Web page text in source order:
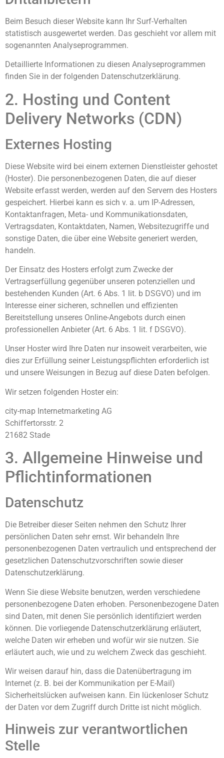
Beim Besuch dieser Website kann Ihr Surf-Verhalten
statistisch ausgewertet werden. Das geschieht vor allem mit
sogenannten Analyseprogrammen.
Detaillierte Informationen zu diesen Analyseprogrammen
finden Sie in der folgenden Datenschutzerklärung.
2. Hosting und Content
Delivery Networks (CDN)
Externes Hosting
Diese Website wird bei einem externen Dienstleister gehostet
(Hoster). Die personenbezogenen Daten, die auf dieser
Website erfasst werden, werden auf den Servern des Hosters
gespeichert. Hierbei kann es sich v. a. um IP-Adressen,
Kontaktanfragen, Meta- und Kommunikationsdaten,
Vertragsdaten, Kontaktdaten, Namen, Websitezugriffe und
sonstige Daten, die über eine Website generiert werden,
handeln.
Der Einsatz des Hosters erfolgt zum Zwecke der
Vertragserfüllung gegenüber unseren potenziellen und
bestehenden Kunden (Art. 6 Abs. 1 lit. b DSGVO) und im
Interesse einer sicheren, schnellen und effizienten
Bereitstellung unseres Online-Angebots durch einen
professionellen Anbieter (Art. 6 Abs. 1 lit. f DSGVO).
Unser Hoster wird Ihre Daten nur insoweit verarbeiten, wie
dies zur Erfüllung seiner Leistungspflichten erforderlich ist
und unsere Weisungen in Bezug auf diese Daten befolgen.
Wir setzen folgenden Hoster ein:
city-map Internetmarketing AG
Schiffertorsstr. 2
21682 Stade
3. Allgemeine Hinweise und
Pflicht­informationen
Datenschutz
Die Betreiber dieser Seiten nehmen den Schutz Ihrer
persönlichen Daten sehr ernst. Wir behandeln Ihre
personenbezogenen Daten vertraulich und entsprechend der
gesetzlichen Datenschutzvorschriften sowie dieser
Datenschutzerklärung.
Wenn Sie diese Website benutzen, werden verschiedene
personenbezogene Daten erhoben. Personenbezogene Daten
sind Daten, mit denen Sie persönlich identifiziert werden
können. Die vorliegende Datenschutzerklärung erläutert,
welche Daten wir erheben und wofür wir sie nutzen. Sie
erläutert auch, wie und zu welchem Zweck das geschieht.
Wir weisen darauf hin, dass die Datenübertragung im
Internet (z. B. bei der Kommunikation per E-Mail)
Sicherheitslücken aufweisen kann. Ein lückenloser Schutz
der Daten vor dem Zugriff durch Dritte ist nicht möglich.
Hinweis zur verantwortlichen
Stelle